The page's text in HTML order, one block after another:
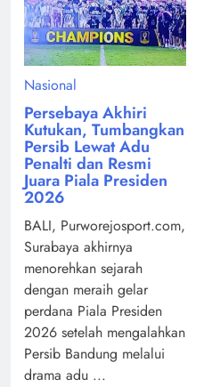
Nasional
Persebaya Akhiri
Kutukan, Tumbangkan
Persib Lewat Adu
Penalti dan Resmi
Juara Piala Presiden
2026
BALI, Purworejosport.com,
Surabaya akhirnya
menorehkan sejarah
dengan meraih gelar
perdana Piala Presiden
2026 setelah mengalahkan
Persib Bandung melalui
drama adu ...